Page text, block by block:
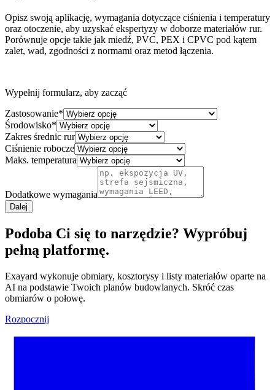
Opisz swoją aplikację, wymagania dotyczące ciśnienia i temperatury
oraz otoczenie, aby uzyskać ekspertyzy w doborze materiałów rur.
Porównuje opcje takie jak miedź, PVC, PEX i CPVC pod kątem
zalet, wad, zgodności z normami oraz metod łączenia.
Wypełnij formularz, aby zacząć
Zastosowanie*
Środowisko*
Zakres średnic rur
Ciśnienie robocze
Maks. temperatura
Dodatkowe wymagania
Dalej
Podoba Ci się to narzędzie? Wypróbuj
pełną platformę.
Exayard wykonuje obmiary, kosztorysy i listy materiałów oparte na
AI na podstawie Twoich planów budowlanych. Skróć czas
obmiarów o połowę.
Rozpocznij